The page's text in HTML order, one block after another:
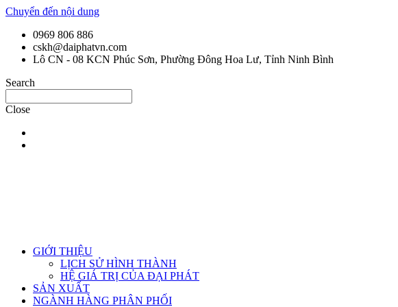
Chuyển đến nội dung
0969 806 886
cskh@daiphatvn.com
Lô CN - 08 KCN Phúc Sơn, Phường Đông Hoa Lư, Tỉnh Ninh Bình
Search
Close
GIỚI THIỆU
LỊCH SỬ HÌNH THÀNH
HỆ GIÁ TRỊ CỦA ĐẠI PHÁT
SẢN XUẤT
NGÀNH HÀNG PHÂN PHỐI